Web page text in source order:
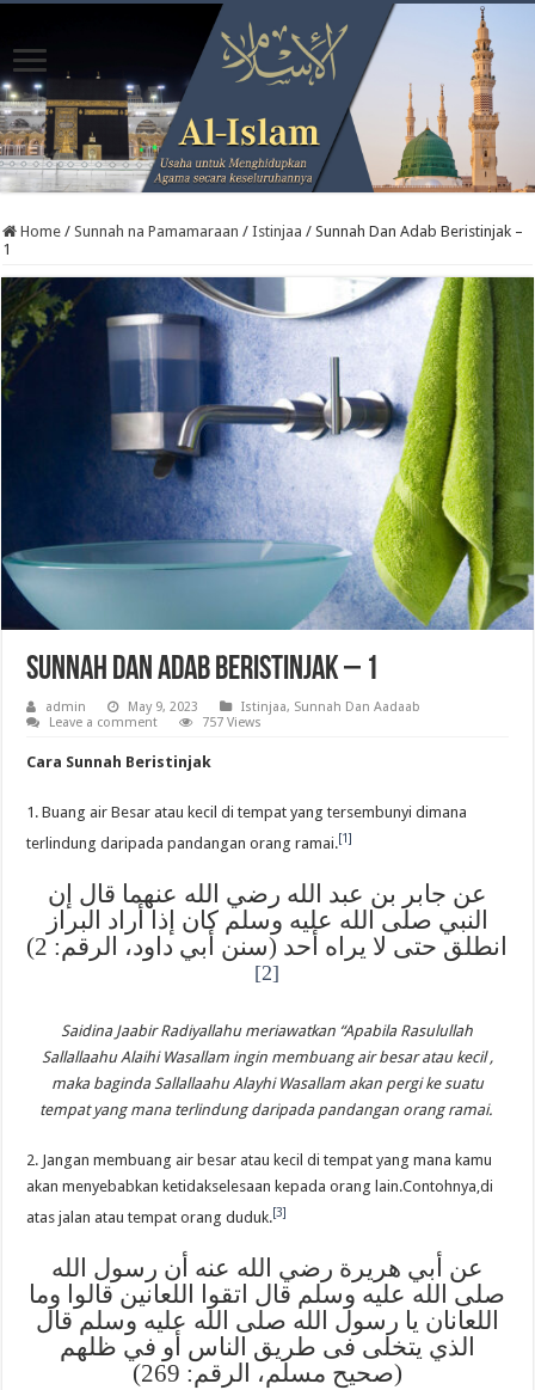
Home / Sunnah na Pamamaraan / Istinjaa / Sunnah Dan Adab Beristinjak –
1
Sunnah Dan Adab Beristinjak – 1
admin May 9, 2023 Istinjaa, Sunnah Dan Aadaab
Leave a comment
757 Views
Cara Sunnah Beristinjak
1. Buang air Besar atau kecil di tempat yang tersembunyi dimana
terlindung daripada pandangan orang ramai.[1]
عن جابر بن عبد الله رضي الله عنهما قال إن
النبي صلى الله عليه وسلم كان إذا أراد البراز
انطلق حتى لا يراه أحد (سنن أبي داود، الرقم: 2)
[2]
Saidina Jaabir Radiyallahu meriawatkan “Apabila Rasulullah
Sallallaahu Alaihi Wasallam ingin membuang air besar atau kecil ,
maka baginda Sallallaahu Alayhi Wasallam akan pergi ke suatu
tempat yang mana terlindung daripada pandangan orang ramai.
2. Jangan membuang air besar atau kecil di tempat yang mana kamu
akan menyebabkan ketidakselesaan kepada orang lain.Contohnya,di
atas jalan atau tempat orang duduk.[3]
عن أبي هريرة رضي الله عنه أن رسول الله
صلى الله عليه وسلم قال اتقوا اللعانين قالوا وما
اللعانان يا رسول الله صلى الله عليه وسلم قال
الذي يتخلى فى طريق الناس أو في ظلهم
(صحيح مسلم، الرقم: 269)